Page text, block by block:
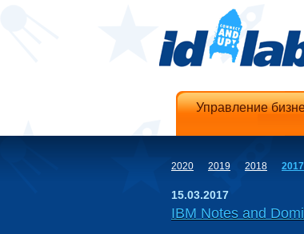
Управление
2020 2019 2018 2017
15.03.2017
IBM Notes and